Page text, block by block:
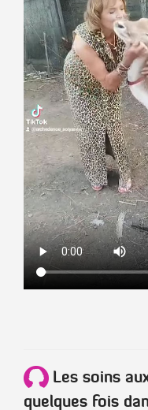
Les soins
quelques fois